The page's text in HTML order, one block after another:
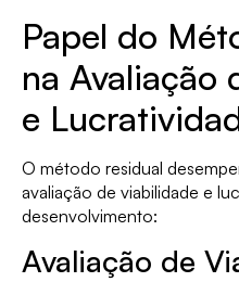
Papel do
na Avaliação
e
O método residual
avaliação de viabilidade e
desenvolvimento:
Avaliação de